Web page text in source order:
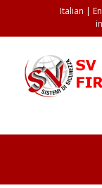
Italian |